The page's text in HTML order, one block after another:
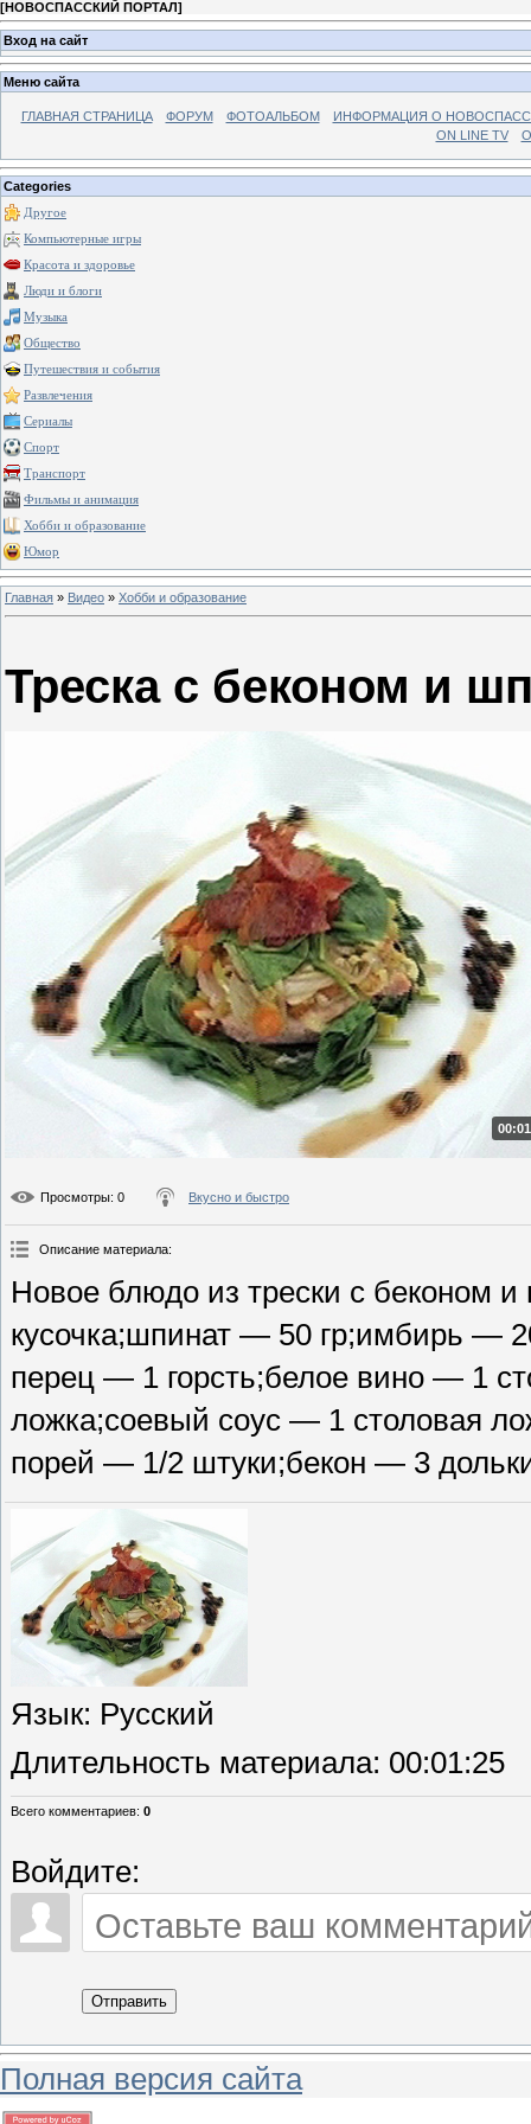
[НОВОСПАССКИЙ ПОРТАЛ]
Вход на сайт
Меню сайта
ГЛАВНАЯ СТРАНИЦА ФОРУМ ФОТОАЛЬБОМ
ИНФОРМАЦИЯ О
ON LINE TV
Categories
Другое
Компьютерные игры
Красота и здоровье
Люди и блоги
Музыка
Общество
Путешествия и события
Развлечения
Сериалы
Спорт
Транспорт
Фильмы и анимация
Хобби и образование
Юмор
Главная » Видео » Хобби и образование
Треска с беконом и
Просмотры: 0 Вкусно и быстро
Описание материала:
Новое блюдо из трески с беконом
кусочка;шпинат — 50 гр;имбирь —
перец — 1 горсть;белое вино — 1
ложка;соевый соус — 1 столовая
порей — 1/2 штуки;бекон — 3
Язык: Русский
Длительность материала: 00:01:25
Всего комментариев: 0
Войдите:
Отправить
Полная версия сайта